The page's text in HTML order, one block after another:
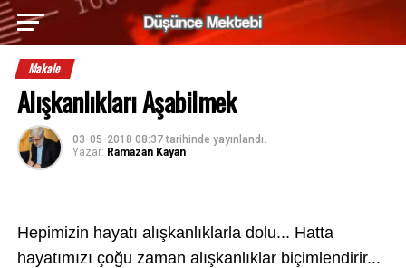
Makale
Alışkanlıkları Aşabilmek
03-05-2018 08:37tarihinde yayınlandı.
Yazar: Ramazan Kayan
Hepimizin hayatı alışkanlıklarla dolu... Hatta
hayatımızı çoğu zaman alışkanlıklar biçimlendirir...